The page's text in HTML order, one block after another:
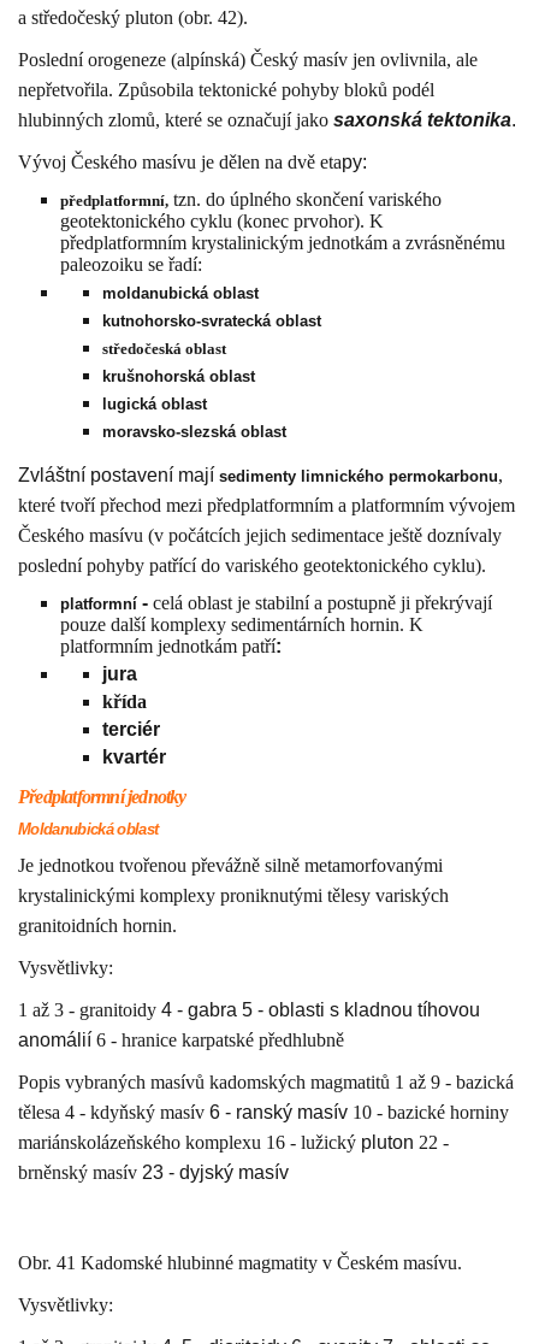
a středočeský pluton (obr. 42).
Poslední orogeneze (alpínská) Český masív jen ovlivnila, ale
nepřetvořila. Způsobila tektonické pohyby bloků podél
hlubinných zlomů, které se označují jako saxonská tektonika.
Vývoj Českého masívu je dělen na dvě etapy:
předplatformní, tzn. do úplného skončení variského
geotektonického cyklu (konec prvohor). K
předplatformním krystalinickým jednotkám a zvrásněnému
paleozoiku se řadí:
moldanubická oblast
kutnohorsko-svratecká oblast
středočeská oblast
krušnohorská oblast
lugická oblast
moravsko-slezská oblast
Zvláštní postavení mají sedimenty limnického permokarbonu,
které tvoří přechod mezi předplatformním a platformním vývojem
Českého masívu (v počátcích jejich sedimentace ještě doznívaly
poslední pohyby patřící do variského geotektonického cyklu).
platformní - celá oblast je stabilní a postupně ji překrývají
pouze další komplexy sedimentárních hornin. K
platformním jednotkám patří:
jura
křída
terciér
kvartér
Předplatformní jednotky
Moldanubická oblast
Je jednotkou tvořenou převážně silně metamorfovanými
krystalinickými komplexy proniknutými tělesy variských
granitoidních hornin.
Vysvětlivky:
1 až 3 - granitoidy 4 - gabra 5 - oblasti s kladnou tíhovou
anomálií 6 - hranice karpatské předhlubně
Popis vybraných masívů kadomských magmatitů 1 až 9 - bazická
tělesa 4 - kdyňský masív 6 - ranský masív 10 - bazické horniny
mariánskolázeňského komplexu 16 - lužický pluton 22 -
brněnský masív 23 - dyjský masív
Obr. 41 Kadomské hlubinné magmatity v Českém masívu.
Vysvětlivky: